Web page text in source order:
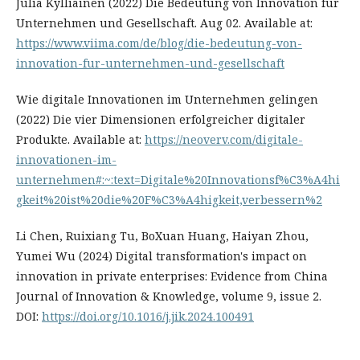
Unternehmen und Gesellschaft. Aug 02. Available at:
https://www.viima.com/de/blog/die-bedeutung-von-
innovation-fur-unternehmen-und-gesellschaft
Wie digitale Innovationen im Unternehmen gelingen
(2022) Die vier Dimensionen erfolgreicher digitaler
Produkte. Available at: https://neoverv.com/digitale-
innovationen-im-
unternehmen#:~:text=Digitale%20Innovationsf%C3%A4hi
gkeit%20ist%20die%20F%C3%A4higkeit,verbessern%2
Li Chen, Ruixiang Tu, BoXuan Huang, Haiyan Zhou,
Yumei Wu (2024) Digital transformation's impact on
innovation in private enterprises: Evidence from China
Journal of Innovation & Knowledge, volume 9, issue 2.
DOI: https://doi.org/10.1016/j.jik.2024.100491